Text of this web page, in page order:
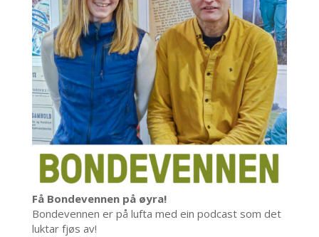
Få Bondevennen på øyra!
Bondevennen er på lufta med ein podcast som det
luktar fjøs av!